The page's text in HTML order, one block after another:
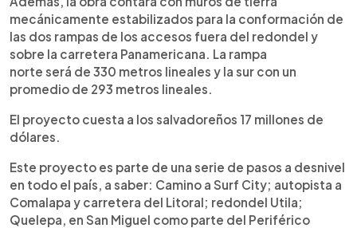
mecánicamente estabilizados para la conformación de
las dos rampas de los accesos fuera del redondel y
sobre la carretera Panamericana. La rampa
norte será de 330 metros lineales y la sur con un
promedio de 293 metros lineales.
El proyecto cuesta a los salvadoreños 17 millones de
dólares.
Este proyecto es parte de una serie de pasos a desnivel
en todo el país, a saber: Camino a Surf City; autopista a
Comalapa y carretera del Litoral; redondel Utila;
Quelepa, en San Miguel como parte del Periférico